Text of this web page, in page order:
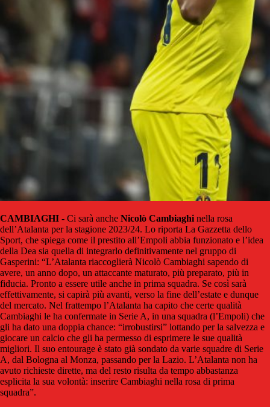
CAMBIAGHI - Ci sarà anche Nicolò Cambiaghi nella rosa
dell’Atalanta per la stagione 2023/24. Lo riporta La Gazzetta dello
Sport, che spiega come il prestito all’Empoli abbia funzionato e l’idea
della Dea sia quella di integrarlo definitivamente nel gruppo di
Gasperini: “L’Atalanta riaccoglierà Nicolò Cambiaghi sapendo di
avere, un anno dopo, un attaccante maturato, più preparato, più in
fiducia. Pronto a essere utile anche in prima squadra. Se così sarà
effettivamente, si capirà più avanti, verso la fine dell’estate e dunque
del mercato. Nel frattempo l’Atalanta ha capito che certe qualità
Cambiaghi le ha confermate in Serie A, in una squadra (l’Empoli) che
gli ha dato una doppia chance: “irrobustirsi” lottando per la salvezza e
giocare un calcio che gli ha permesso di esprimere le sue qualità
migliori. Il suo entourage è stato già sondato da varie squadre di Serie
A, dal Bologna al Monza, passando per la Lazio. L’Atalanta non ha
avuto richieste dirette, ma del resto risulta da tempo abbastanza
esplicita la sua volontà: inserire Cambiaghi nella rosa di prima
squadra”.